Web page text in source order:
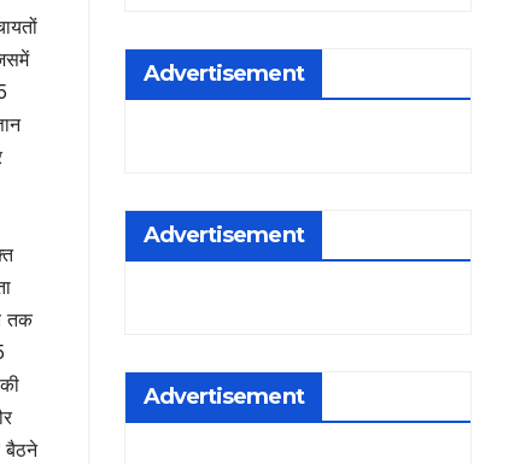
तक
बैठने
Advertisement
Advertisement
Advertisement